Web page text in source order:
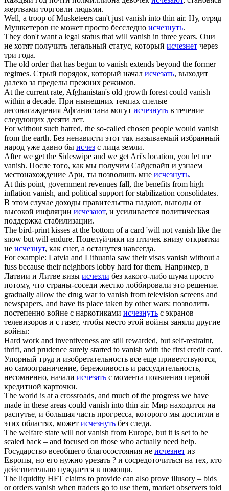
жертвами торговли людьми.
Well, a troop of Musketeers can't justvanish into thin air. Ну, отряд
Мушкетеров не может просто бесследно исчезнуть.
They don't want a legal status that will vanish in three years. Они
не хотят получить легальный статус, который исчезнет через
три года.
The old order that has begun to vanish extends beyond the former
regimes. Стрый порядок, который начал исчезать, выходит
далеко за пределы прежних режимов.
At the current rate, Afghanistan's old growth forest could vanish
within a decade. При нынешних темпах спелые
лесонасаждения Афганистана могут исчезнуть в течение
следующих десяти лет.
For without such hatred, the so-called chosen people would vanish
from the earth. Без ненависти этот так называемый избранный
народ уже давно бы исчез с лица земли.
After we get the Sideswipe and we get Ari's location, you let me
vanish. После того, как мы получим Сайдсвайп и узнаем
местонахождение Ари, ты позволишь мне исчезнуть.
At this point, government revenues fall, the benefits from high
inflation vanish, and political support for stabilization consolidates.
В этом случае доходы правительства падают, выгоды от
высокой инфляции исчезают, и усиливается политическая
поддержка стабилизации.
The bird-print kisses at the bottom of a card 'will notvanish like the
snow but will endure. Поцелуйчики из птичек внизу открытки
не исчезнут, как снег, а останутся навсегда.
For example: Latvia and Lithuania saw their visas vanish without a
fuss because their neighbors lobby hard for them. Например, в
Латвии и Литве визы исчезли без какого-либо шума просто
потому, что страны-соседи жестко лоббировали это решение.
gradually allow the drug war to vanish from television screens and
newspapers, and have its place taken by other wars: позволить
постепенно войне с наркотиками исчезнуть с экранов
телевизоров и с газет, чтобы место этой войны заняли другие
войны:
Hard work and inventiveness are still rewarded, but self-restraint,
thrift, and prudence surely started to vanish with the first credit card.
Упорный труд и изобретательность все еще приветствуются,
но самоограничение, бережливость и рассудительность,
несомненно, начали исчезать с момента появления первой
кредитной карточки.
The world is at a crossroads, and much of the progress we have
made in these areas could vanish into thin air. Мир находится на
распутье, и большая часть прогресса, которого мы достигли в
этих областях, может исчезнуть без следа.
The welfare state will notvanish from Europe, but it is set to be
scaled back – and focused on those who actually need help.
Государство всеобщего благосостояния не исчезнет из
Европы, но его нужно урезать ? и сосредоточиться на тех, кто
действительно нуждается в помощи.
The liquidity HFT claims to provide can also prove illusory – bids
or orders vanish when traders go to use them, market observers told